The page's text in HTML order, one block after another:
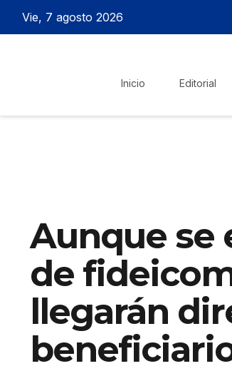
Vie, 7 agosto 2026
Inicio Editorial
Aunque se
de
llegarán